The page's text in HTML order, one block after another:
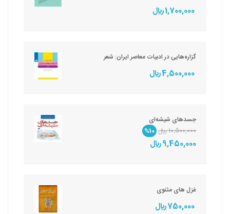
1,700,000 ريال
گزاره‌هایی در ادبیات معاصر ایران: شعر
4,500,000 ريال
جسدهای شیشه‌ای
10,500,000 ريال
%10
9,450,000 ريال
غزل های مثنوی
750,000 ريال